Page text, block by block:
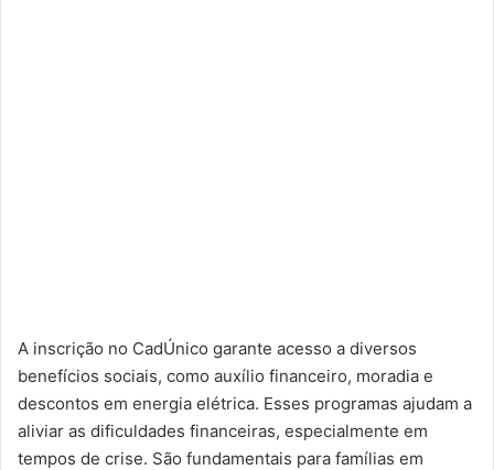
A inscrição no CadÚnico garante acesso a diversos
benefícios sociais, como auxílio financeiro, moradia e
descontos em energia elétrica. Esses programas ajudam a
aliviar as dificuldades financeiras, especialmente em
tempos de crise. São fundamentais para famílias em